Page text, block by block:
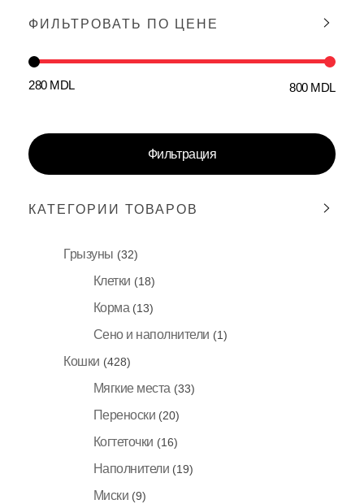
ФИЛЬТРОВАТЬ ПО ЦЕНЕ
Фильтрация
280 MDL —800 MDL
КАТЕГОРИИ ТОВАРОВ
Грызуны (32)
Клетки (18)
Корма (13)
Сено и наполнители (1)
Кошки (428)
Мягкие места (33)
Переноски (20)
Когтеточки (16)
Наполнители (19)
Миски (9)